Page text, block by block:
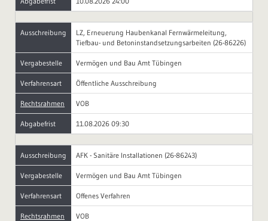
Ausschreibung
LZ, Erneuerung Haubenkanal Fernwärmeleitung,
Tiefbau- und Betoninstandsetzungsarbeiten (26-86226)
Vergabestelle Vermögen und Bau Amt Tübingen
Verfahrensart Öffentliche Ausschreibung
Rechtsrahmen VOB
Abgabefrist 11.08.2026 09:30
Ausschreibung AFK - Sanitäre Installationen (26-86243)
Vergabestelle Vermögen und Bau Amt Tübingen
Verfahrensart Offenes Verfahren
Rechtsrahmen VOB